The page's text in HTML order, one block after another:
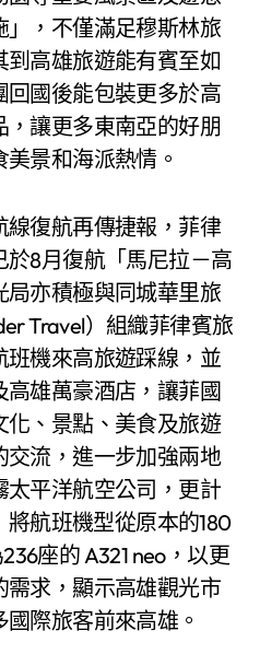
，不僅滿足穆斯林旅
高雄旅遊能有賓至如
國後能包裝更多於高
讓更多東南亞的好朋
景和海派熱情。
復航再傳捷報，菲律
8月復航「馬尼拉－高
亦積極與同城華里旅
Travel）組織菲律賓旅
機來高旅遊踩線，並
雄萬豪酒店，讓菲國
、景點、美食及旅遊
流，進一步加強兩地
太平洋航空公司，更計
將航班機型從原本的180
座的 A321 neo，以更
求，顯示高雄觀光市
際旅客前來高雄。